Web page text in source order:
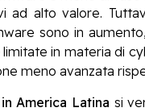
ad alto valore.
sono in
in materia di
meno avanzata
in America Latina si